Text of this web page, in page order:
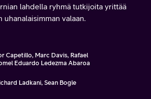
lahdella ryhmä tutkijoita yrittää
uhanalaisimman valaan.
Capetillo, Marc Davis, Rafael
Eduardo Ledezma Abaroa
Ladkani, Sean Bogle